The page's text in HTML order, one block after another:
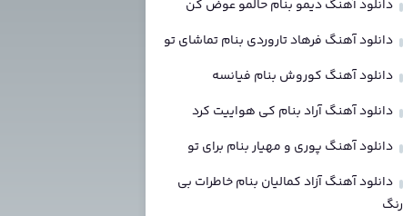
دانلود آهنگ دیمو بنام حالمو عوض کن
دانلود آهنگ فرهاد تاروردی بنام تماشای تو
دانلود آهنگ کوروش بنام فیانسه
دانلود آهنگ آراد بنام کی هواییت کرد
دانلود آهنگ پوری و مهیار بنام برای تو
دانلود آهنگ آزاد کمالیان بنام خاطرات بی
رنگ